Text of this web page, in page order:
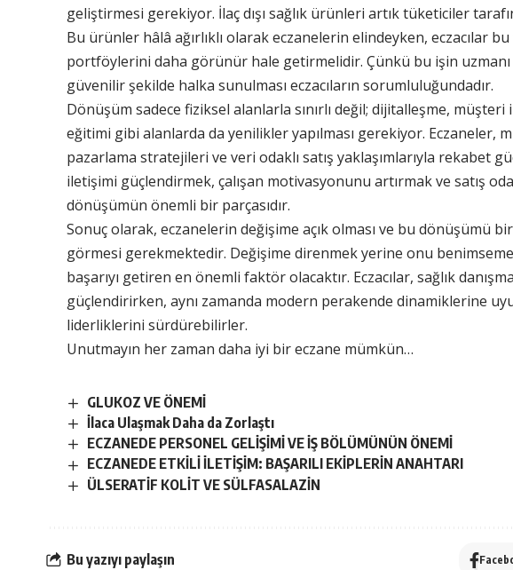
geliştirmesi gerekiyor. İlaç dışı sağlık ürünleri artık tüketiciler
Bu ürünler hâlâ ağırlıklı olarak eczanelerin elindeyken, eczacılar
portföylerini daha görünür hale getirmelidir. Çünkü bu işin uzmanı
güvenilir şekilde halka sunulması eczacıların sorumluluğundadır.
Dönüşüm sadece fiziksel alanlarla sınırlı değil; dijitalleşme,
eğitimi gibi alanlarda da yenilikler yapılması gerekiyor. Eczaneler,
pazarlama stratejileri ve veri odaklı satış yaklaşımlarıyla rekabet
iletişimi güçlendirmek, çalışan motivasyonunu artırmak ve satış
dönüşümün önemli bir parçasıdır.
Sonuç olarak, eczanelerin değişime açık olması ve bu dönüşümü
görmesi gerekmektedir. Değişime direnmek yerine onu
başarıyı getiren en önemli faktör olacaktır. Eczacılar, sağlık
güçlendirirken, aynı zamanda modern perakende dinamiklerine
liderliklerini sürdürebilirler.
Unutmayın her zaman daha iyi bir eczane mümkün…
GLUKOZ VE ÖNEMİ
İlaca Ulaşmak Daha da Zorlaştı
ECZANEDE PERSONEL GELİŞİMİ VE İŞ BÖLÜMÜNÜN ÖNEMİ
ECZANEDE ETKİLİ İLETİŞİM: BAŞARILI EKİPLERİN ANAHTARI
ÜLSERATİF KOLİT VE SÜLFASALAZİN
Bu yazıyı paylaşın